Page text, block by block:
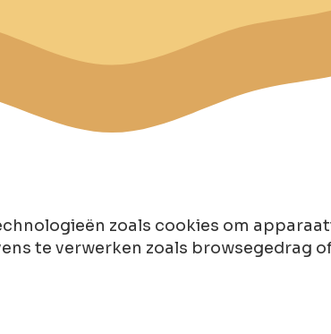
zoals cookies om
te verwerken zoals browsegedrag